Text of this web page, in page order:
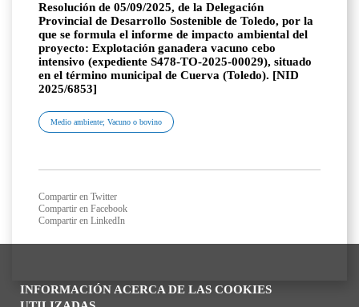
INFORMACIÓN ACERCA DE LAS COOKIES
Resolución de 05/09/2025, de la Delegación
Provincial de Desarrollo Sostenible de Toledo, por la
que se formula el informe de impacto ambiental del
proyecto: Explotación ganadera vacuno cebo
intensivo (expediente S478-TO-2025-00029), situado
en el término municipal de Cuerva (Toledo). [NID
2025/6853]
Medio ambiente; Vacuno o bovino
Compartir en Twitter
Compartir en Facebook
Compartir en LinkedIn